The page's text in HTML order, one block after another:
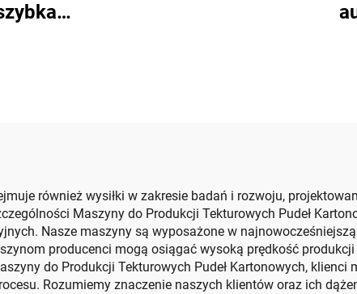
również wysiłki w zakresie badań i rozwoju,
Maszyny do Produkcji Tekturowych Pudeł
Nasze maszyny są wyposażone w
producenci mogą osiągać wysoką prędkość
do Produkcji Tekturowych Pudeł Kartonowych, klienci
Rozumiemy znaczenie naszych klientów oraz ich